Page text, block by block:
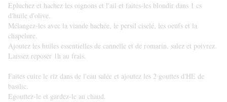
Epluchez et hachez les oignons et l'ail et faites-les blondir dans 1 cs
d'huile d'olive.
Mélangez-les avec la viande hachée, le persil ciselé, les oeufs et la
chapelure.
Ajoutez les huiles essentielles de cannelle et de romarin, salez et poivrez.
Laissez reposer 1h au frais.
Faites cuire le riz dans de l'eau salée et ajoutez les 2 gouttes d'HE de
basilic.
Egouttez-le et gardez-le au chaud.